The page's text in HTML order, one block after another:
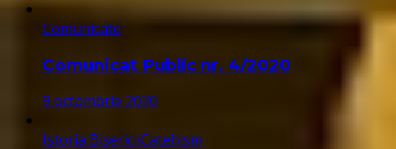
Comunicate
Comunicat Public nr. 4/2020
9 octombrie 2020
Istoria BisericiiCatehism